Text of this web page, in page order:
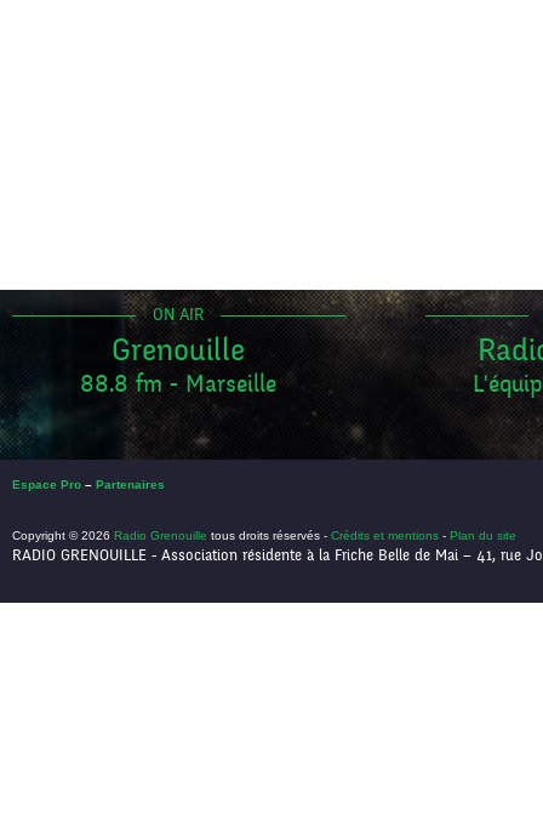
ON AIR
Grenouille
88.8 fm - Marseille
Espace Pro – Partenaires
Copyright © 2026 Radio Grenouille tous droits réservés - Crédits et mentions - Plan du site
RADIO GRENOUILLE - Association résidente à la Friche Belle de Mai – 41, rue